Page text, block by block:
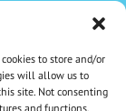
to store and/or
will allow us to
site. Not consenting
and functions.